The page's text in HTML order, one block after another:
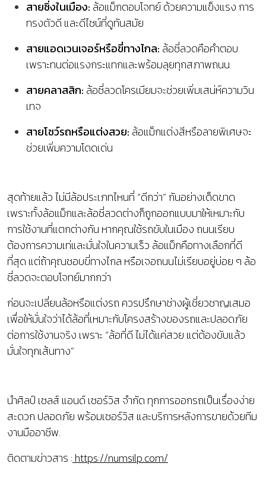
สายซิ่งในเมือง: ล้อแม็กตอบโจทย์ ด้วยความแข็งแรง การ
ทรงตัวดี และดีไซน์ที่ดูทันสมัย
สายแอดเวนเจอร์หรือขี่ทางไกล: ล้อซี่ลวดคือคำตอบ
เพราะทนต่อแรงกระแทกและพร้อมลุยทุกสภาพถนน
สายคลาสสิก: ล้อซี่ลวดโครเมียมจะช่วยเพิ่มเสน่ห์ความวิน
เทจ
สายโชว์รถหรือแต่งสวย: ล้อแม็กแต่งสีหรือลายพิเศษจะ
ช่วยเพิ่มความโดดเด่น
สุดท้ายแล้ว ไม่มีล้อประเภทไหนที่ “ดีกว่า” กันอย่างเด็ดขาด
เพราะทั้งล้อแม็กและล้อซี่ลวดต่างก็ถูกออกแบบมาให้เหมาะกับ
การใช้งานที่แตกต่างกัน หากคุณใช้รถขับในเมือง ถนนเรียบ
ต้องการความเท่และมั่นใจในความเร็ว ล้อแม็กคือทางเลือกที่ดี
ที่สุด แต่ถ้าคุณชอบขี่ทางไกล หรือเจอถนนไม่เรียบอยู่บ่อย ๆ ล้อ
ซี่ลวดจะตอบโจทย์มากกว่า
ก่อนจะเปลี่ยนล้อหรือแต่งรถ ควรปรึกษาช่างผู้เชี่ยวชาญเสมอ
เพื่อให้มั่นใจว่าได้ล้อที่เหมาะกับโครงสร้างของรถและปลอดภัย
ต่อการใช้งานจริง เพราะ “ล้อที่ดี ไม่ได้แค่สวย แต่ต้องขับแล้ว
มั่นใจทุกเส้นทาง”
นำศิลป์ เซลส์ แอนด์ เซอร์วิส จำกัด ทุกการออกรถเป็นเรื่องง่าย
สะดวก ปลอดภัย พร้อมเซอร์วิส และบริการหลังการขายด้วยทีม
งานมืออาชีพ.
ติดตามข่าวสาร : https://numsilp.com/